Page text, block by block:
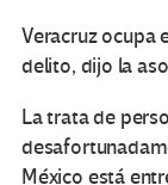
Veracruz ocupa
delito, dijo la
La trata de
México está